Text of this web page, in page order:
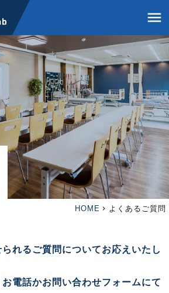
menu
HOME よくあるご質問
れるご質問についてお応えいたし
電話かお問い合わせフォームにて